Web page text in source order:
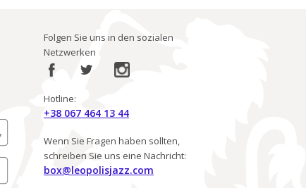
Folgen Sie uns in den sozialen
Netzwerken
Hotline:
+38 067 464 13 44
Wenn Sie Fragen haben sollten,
schreiben Sie uns eine Nachricht:
box@leopolisjazz.com